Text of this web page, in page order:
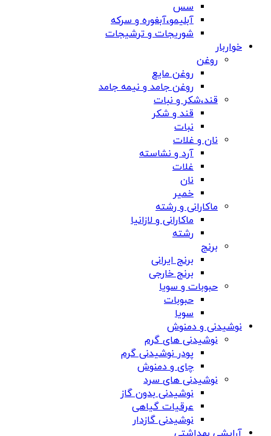
سس
آبلیمو،آبغوره و سرکه
شوریجات و ترشیجات
خواربار
روغن
روغن مایع
روغن جامد و نیمه جامد
قند،شکر و نبات
قند و شکر
نبات
نان و غلات
آرد و نشاسته
غلات
نان
خمیر
ماکارانی و رشته
ماکارانی و لازانیا
رشته
برنج
برنج ایرانی
برنج خارجی
حبوبات و سویا
حبوبات
سویا
نوشیدنی و دمنوش
نوشیدنی های گرم
پودر نوشیدنی گرم
چای و دمنوش
نوشیدنی های سرد
نوشیدنی بدون گاز
عرقیات گیاهی
نوشیدنی گازدار